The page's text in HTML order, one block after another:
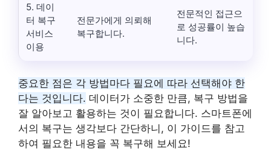
5. 데이
터 복구
서비스
이용
전문가에게 의뢰해
복구합니다.
전문적인 접근으
로 성공률이 높습
니다.
중요한 점은 각 방법마다 필요에 따라 선택해야 한
다는 것입니다. 데이터가 소중한 만큼, 복구 방법을
잘 알아보고 활용하는 것이 필요합니다. 스마트폰에
서의 복구는 생각보다 간단하니, 이 가이드를 참고
하여 필요한 내용을 꼭 복구해 보세요!